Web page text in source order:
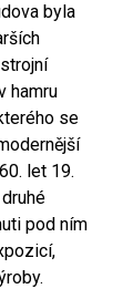
byla
hamru
se
let 19.
pod ním